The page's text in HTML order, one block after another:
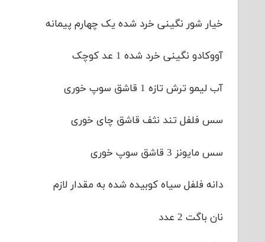
خیار شور نگینی خرد شده یک چهارم پیمانه
آووکادو نگینی خرد شده 1 عد کوچک
آب لیمو ترش تازه 1 قاشق سوپ خوری
سس فلفل تند نثف قاشق چای خوری
سس مایونز 3 قاشق سوپ خوری
دانه فلفل سیاه کوبیده شده به مقدار لازم
نان باگت 2 عدد